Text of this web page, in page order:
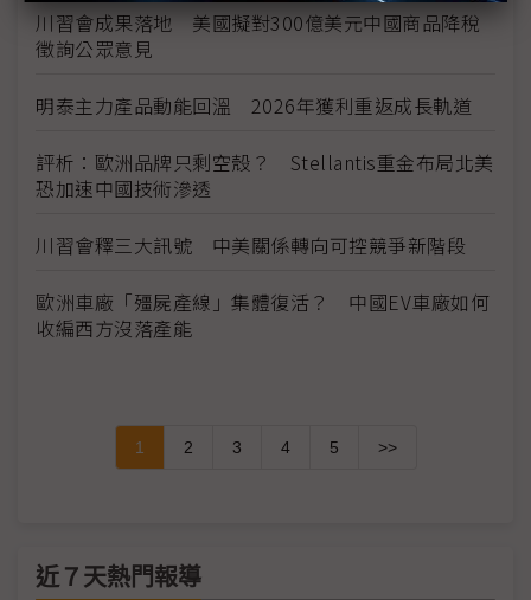
川習會成果落地 美國擬對300億美元中國商品降稅
徵詢公眾意見
明泰主力產品動能回溫 2026年獲利重返成長軌道
評析：歐洲品牌只剩空殼？ Stellantis重金布局北美
恐加速中國技術滲透
川習會釋三大訊號 中美關係轉向可控競爭新階段
歐洲車廠「殭屍產線」集體復活？ 中國EV車廠如何
收編西方沒落產能
1 2 3 4 5 >>
近７天熱門報導